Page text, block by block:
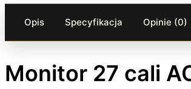
Opis Specyfikacja Opinie (0)
Monitor 27 cali